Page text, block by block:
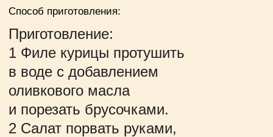
Способ приготовления:
Приготовление:
1 Филе курицы протушить
в воде с добавлением
оливкового масла
и порезать брусочками.
2 Салат порвать руками,